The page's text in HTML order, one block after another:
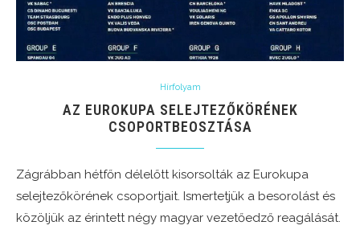
Hírfolyam
AZ EUROKUPA SELEJTEZŐKÖRÉNEK
CSOPORTBEOSZTÁSA
Zágrábban hétfőn délelőtt kisorsolták az Eurokupa
selejtezőkörének csoportjait. Ismertetjük a besorolást és
közöljük az érintett négy magyar vezetőedző reagálását.